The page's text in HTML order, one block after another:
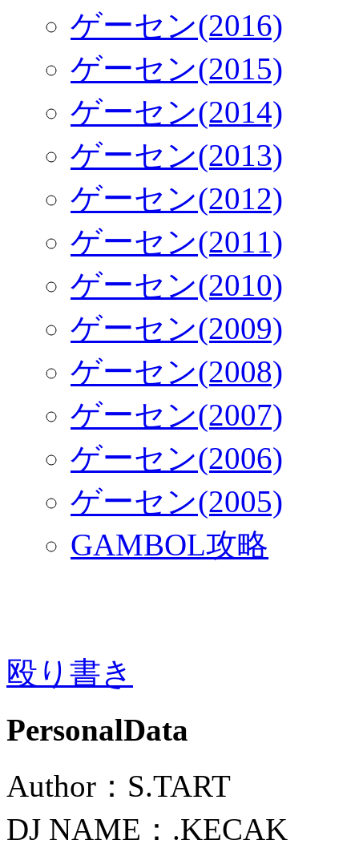
ゲーセン(2016)
ゲーセン(2015)
ゲーセン(2014)
ゲーセン(2013)
ゲーセン(2012)
ゲーセン(2011)
ゲーセン(2010)
ゲーセン(2009)
ゲーセン(2008)
ゲーセン(2007)
ゲーセン(2006)
ゲーセン(2005)
GAMBOL攻略
殴り書き
PersonalData
Author：S.TART
DJ NAME：.KECAK